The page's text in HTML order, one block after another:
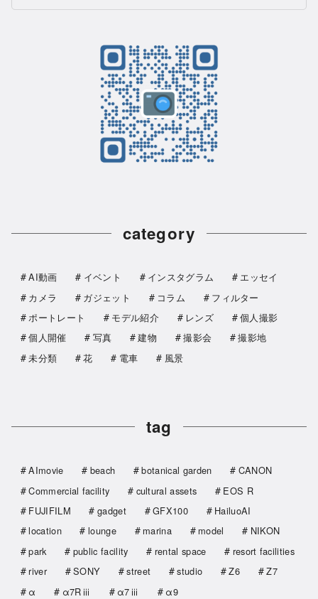
category
AI動画 イベント インスタグラム
エッセイ
カメラ
ガジェット コラム
フィルター
ポートレート
モデル紹介 レンズ
個人撮影
個人開催
写真 建物 撮影会
撮影地
未分類
花 電車 風景
tag
AImovie beach botanical garden
CANON
Commercial facility
cultural assets
EOS R
FUJIFILM
gadget GFX100
HailuoAI
location
lounge marina model
NIKON
park
public facility rental space
resort facilities
river
SONY street studio Z6
Z7
α
α7Rⅲ α7ⅲ
α9